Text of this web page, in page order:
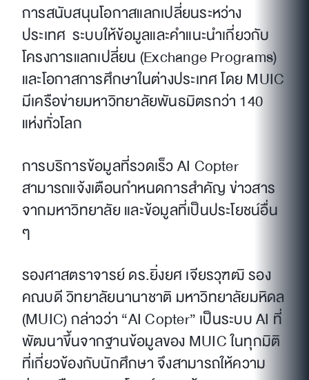
การสนับสนุนโอกาสแลกเปลี่ยนระหว่าง
ประเทศ ระบบให้ข้อมูลและคำแนะนำเกี่ยวกับ
โครงการแลกเปลี่ยน (Exchange Programs)
และโอกาสการศึกษาในต่างประเทศ โดย MUIC
มีเครือข่ายมหาวิทยาลัยพันธมิตรกว่า 140
แห่งทั่วโลก
การบริการข้อมูลที่รวดเร็ว AI Copter
สามารถแจ้งเตือนกำหนดการสำคัญ ข่าวสาร
จากมหาวิทยาลัย และข้อมูลที่เป็นประโยชน์อื่น
ๆ
รองศาสตราจารย์ ดร.ยิ่งยศ เจียรวุฑฒิ รอง
คณบดี วิทยาลัยนานาชาติ มหาวิทยาลัยมหิดล
(MUIC) กล่าวว่า “AI Copter” เป็นระบบ AI ที่
พัฒนาขึ้นจากฐานข้อมูลของ MUIC ในทุกมิติ
ที่เกี่ยวข้องกับนักศึกษา จึงสามารถให้ความ